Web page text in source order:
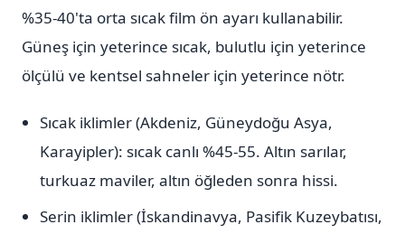
%35-40'ta orta sıcak film ön ayarı kullanabilir.
Güneş için yeterince sıcak, bulutlu için yeterince
ölçülü ve kentsel sahneler için yeterince nötr.
Sıcak iklimler (Akdeniz, Güneydoğu Asya,
Karayipler): sıcak canlı %45-55. Altın sarılar,
turkuaz maviler, altın öğleden sonra hissi.
Serin iklimler (İskandinavya, Pasifik Kuzeybatısı,